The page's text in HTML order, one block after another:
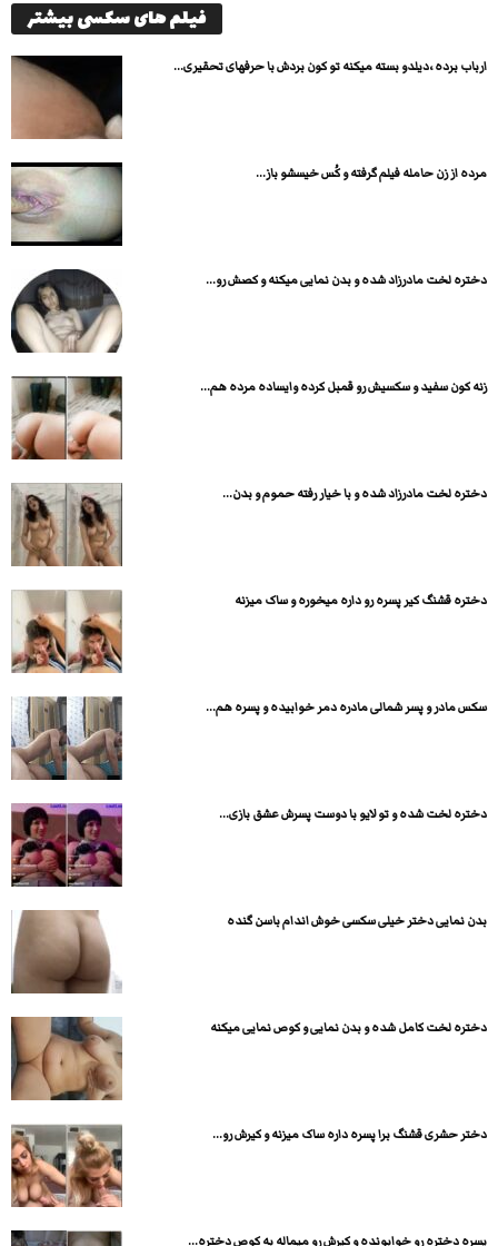
فیلم های سکسی بیشتر
ارباب برده ،دیلدو بسته میکنه تو کون بردش با حرفهای تحقیری...
مرده از زن حامله فیلم گرفته و کُس خیسشو باز...
دختره لخت مادرزاد شده و بدن نمایی میکنه و کصش رو...
زنه کون سفید و سکسیش رو قمبل کرده وایساده مرده هم...
دختره لخت مادرزاد شده و با خیار رفته حموم و بدن...
دختره قشنگ کیر پسره رو داره میخوره و ساک میزنه
سکس مادر و پسر شمالی مادره دمر خوابیده و پسره هم...
دختره لخت شده و تو لایو با دوست پسرش عشق بازی...
بدن نمایی دختر خیلی سکسی خوش اندام باسن گنده
دختره لخت کامل شده و بدن نمایی و کوص نمایی میکنه
دختر حشری قشنگ برا پسره داره ساک میزنه و کیرش رو...
پسره دختره رو خوابونده و کیرش رو میماله به کوص دختره...